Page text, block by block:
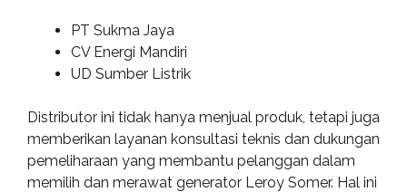
PT Sukma Jaya
CV Energi Mandiri
UD Sumber Listrik
Distributor ini tidak hanya menjual produk, tetapi juga
memberikan layanan konsultasi teknis dan dukungan
pemeliharaan yang membantu pelanggan dalam
memilih dan merawat generator Leroy Somer. Hal ini